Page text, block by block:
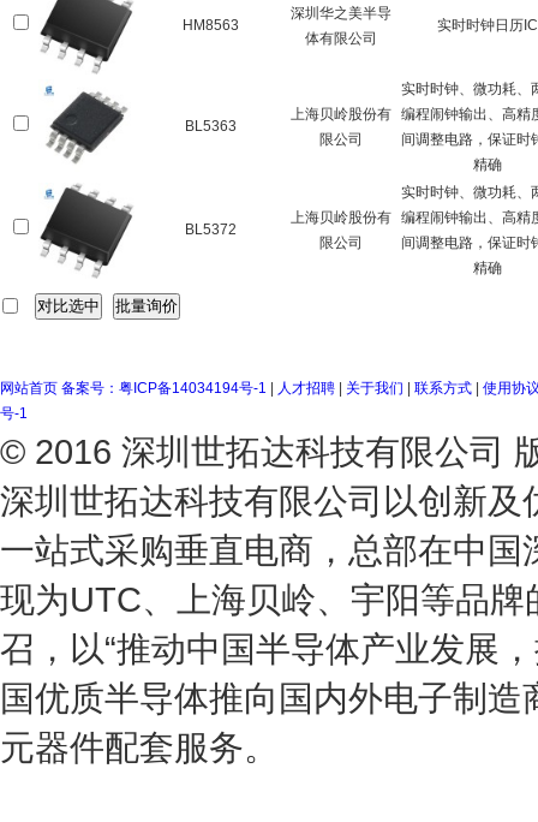
HM8563
深圳华之美半导
体有限公司
实时时钟日历IC
BL5363
上海贝岭股份有
限公司
实时时钟、微功耗、
编程闹钟输出、高精
间调整电路，保证时
精确
BL5372
上海贝岭股份有
限公司
实时时钟、微功耗、
编程闹钟输出、高精
间调整电路，保证时
精确
网站首页 备案号：粤ICP备14034194号-1 人才招聘 关于我们 联系方式
使用协
号-1
© 2016 深圳世拓达科技有限公司
深圳世拓达科技有限公司以创新
一站式采购垂直电商，总部在中
现为UTC、上海贝岭、宇阳等品
召，以“推动中国半导体产业发展
国优质半导体推向国内外电子制
元器件配套服务。